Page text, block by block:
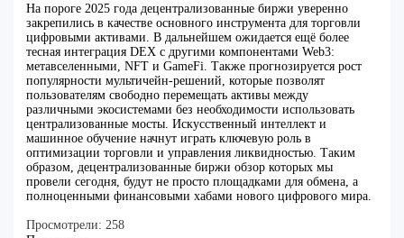
На пороге 2025 года децентрализованные биржи уверенно
закрепились в качестве основного инструмента для торговли
цифровыми активами. В дальнейшем ожидается ещё более
тесная интеграция DEX с другими компонентами Web3:
метавселенными, NFT и GameFi. Также прогнозируется рост
популярности мультичейн-решений, которые позволят
пользователям свободно перемещать активы между
различными экосистемами без необходимости использовать
централизованные мосты. Искусственный интеллект и
машинное обучение начнут играть ключевую роль в
оптимизации торговли и управления ликвидностью. Таким
образом, децентрализованные биржи обзор которых мы
провели сегодня, будут не просто площадками для обмена, а
полноценными финансовыми хабами нового цифрового мира.
Просмотрели: 258